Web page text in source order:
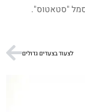
סמל "סטאטוס".
לצעוד בצעדים גדולים